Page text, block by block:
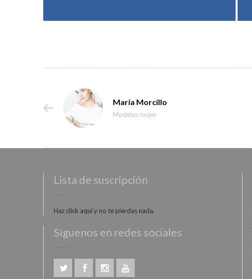
María Morcillo
Modelos mujer
Lista de suscripción
Haz click aquí y no te pierdas nada.
Síguenos en redes sociales